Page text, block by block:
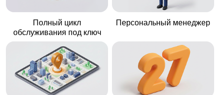
Полный цикл
обслуживания под ключ
Персональный менеджер